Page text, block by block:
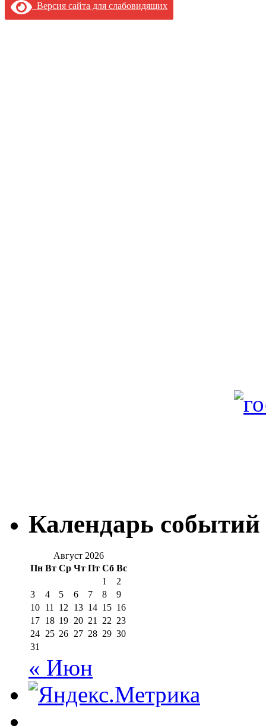
Версия сайта для слабовидящих
Календарь событий
Август 2026
Пн Вт Ср Чт Пт Сб Вс
1
2
3
4 5 6 7 8
9
10 11 12 13 14 15 16
17 18 19 20 21 22 23
24 25 26 27 28 29 30
31
« Июн